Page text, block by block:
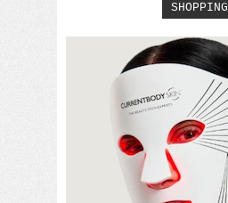
SHOPPING